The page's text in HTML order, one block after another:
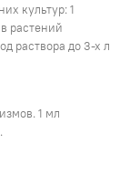
культур: 1
растений
раствора до 3-х л
1 мл